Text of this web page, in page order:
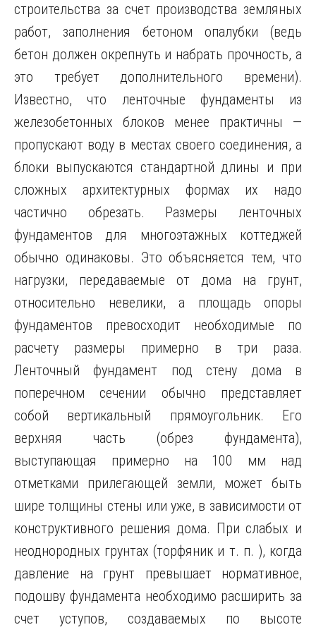
строительства за счет производства земляных
работ, заполнения бетоном опалубки (ведь
бетон должен окрепнуть и набрать прочность, а
это требует дополнительного времени).
Известно, что ленточные фундаменты из
железобетонных блоков менее практичны —
пропускают воду в местах своего соединения, а
блоки выпускаются стандартной длины и при
сложных архитектурных формах их надо
частично обрезать. Размеры ленточных
фундаментов для многоэтажных коттеджей
обычно одинаковы. Это объясняется тем, что
нагрузки, передаваемые от дома на грунт,
относительно невелики, а площадь опоры
фундаментов превосходит необходимые по
расчету размеры примерно в три раза.
Ленточный фундамент под стену дома в
поперечном сечении обычно представляет
собой вертикальный прямоугольник. Его
верхняя часть (обрез фундамента),
выступающая примерно на 100 мм над
отметками прилегающей земли, может быть
шире толщины стены или уже, в зависимости от
конструктивного решения дома. При слабых и
неоднородных грунтах (торфяник и т. п. ), когда
давление на грунт превышает нормативное,
подошву фундамента необходимо расширить за
счет уступов, создаваемых по высоте